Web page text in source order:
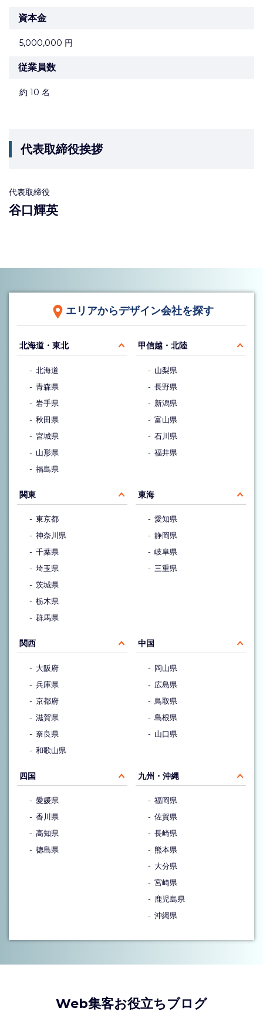
資本金
5,000,000 円
従業員数
約 10 名
代表取締役挨拶
代表取締役
谷口輝英
エリアからデザイン会社を探す
北海道・東北
北海道
青森県
岩手県
秋田県
宮城県
山形県
福島県
甲信越・北陸
山梨県
長野県
新潟県
富山県
石川県
福井県
関東
東京都
神奈川県
千葉県
埼玉県
茨城県
栃木県
群馬県
東海
愛知県
静岡県
岐阜県
三重県
関西
大阪府
兵庫県
京都府
滋賀県
奈良県
和歌山県
中国
岡山県
広島県
鳥取県
島根県
山口県
四国
愛媛県
香川県
高知県
徳島県
九州・沖縄
福岡県
佐賀県
長崎県
熊本県
大分県
宮崎県
鹿児島県
沖縄県
Web集客お役立ちブログ